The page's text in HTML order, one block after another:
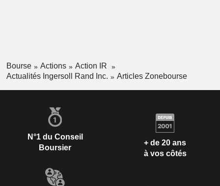
Bourse Actions
Action IR
Actualités Ingersoll Rand Inc.
Articles Zonebourse
N°1 du Conseil
Boursier
+ de 20 ans
à vos côtés